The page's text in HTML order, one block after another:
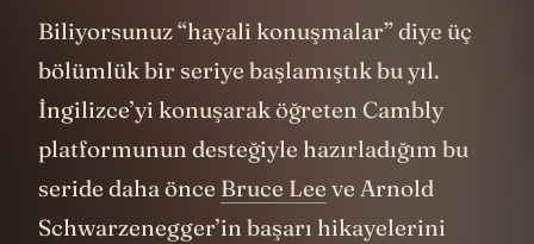
Biliyorsunuz “hayali konuşmalar” diye üç
bölümlük bir seriye başlamıştık bu yıl.
İngilizce’yi konuşarak öğreten Cambly
platformunun desteğiyle hazırladığım bu
seride daha önce Bruce Lee ve Arnold
Schwarzenegger’in başarı hikayelerini